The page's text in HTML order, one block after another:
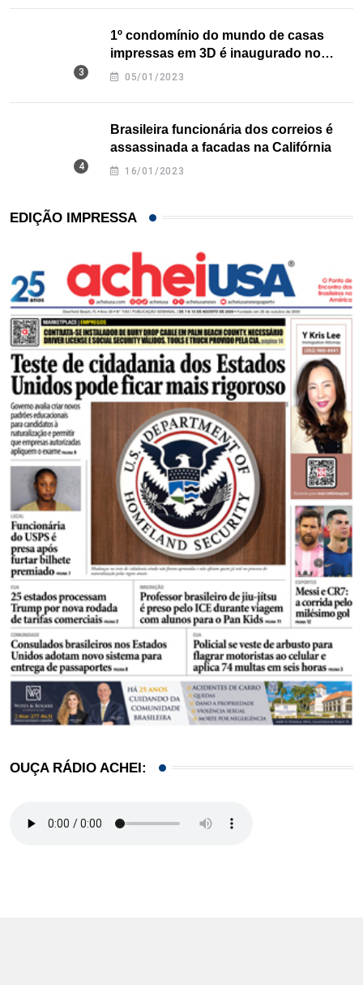
1º condomínio do mundo de casas
impressas em 3D é inaugurado no
Texas
05/01/2023
Brasileira funcionária dos correios é
assassinada a facadas na Califórnia
16/01/2023
EDIÇÃO IMPRESSA
OUÇA RÁDIO ACHEI: